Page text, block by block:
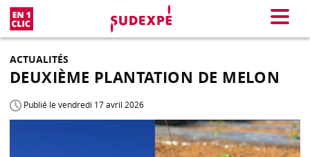
Menu
ACTUALITÉS
DEUXIÈME PLANTATION DE MELON
Publié le vendredi 17 avril 2026